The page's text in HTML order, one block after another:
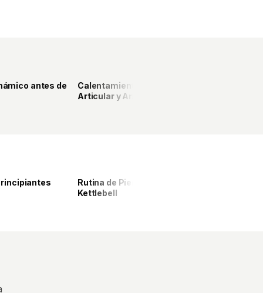
antes de ELITE
Calentamiento con Movilidad
Articular y Animal Flow
ELITE
Rutina de Piernas y Gluteos con
Kettlebell